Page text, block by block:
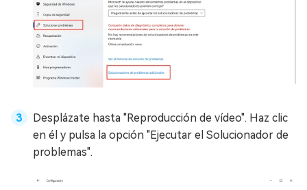
Desplázate hasta "Reproducción de vídeo". Haz clic
en él y pulsa la opción "Ejecutar el Solucionador de
problemas".